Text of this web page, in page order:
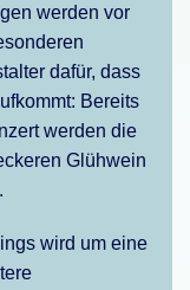
werden vor
dafür, dass
Bereits
werden die
Glühwein
wird um eine